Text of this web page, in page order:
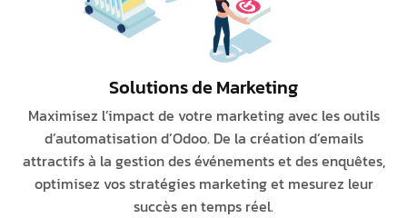
Solutions de Marketing
Maximisez l’impact de votre marketing avec les outils
d’automatisation d’Odoo. De la création d’emails
attractifs à la gestion des événements et des enquêtes,
optimisez vos stratégies marketing et mesurez leur
succès en temps réel.